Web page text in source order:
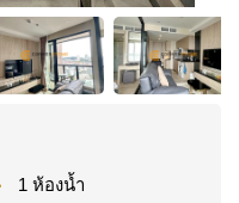
1 ห้องน้ำ